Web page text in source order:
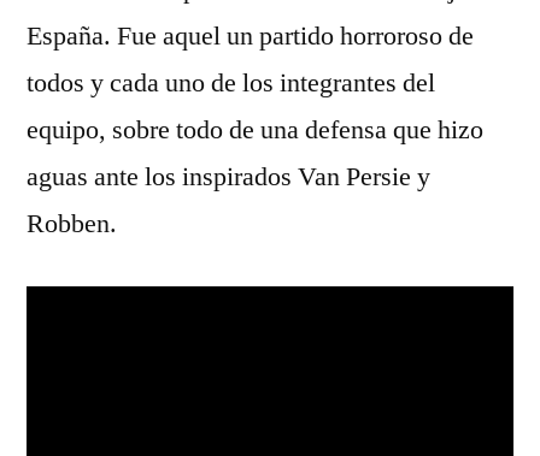
España. Fue aquel un partido horroroso de
todos y cada uno de los integrantes del
equipo, sobre todo de una defensa que hizo
aguas ante los inspirados Van Persie y
Robben.